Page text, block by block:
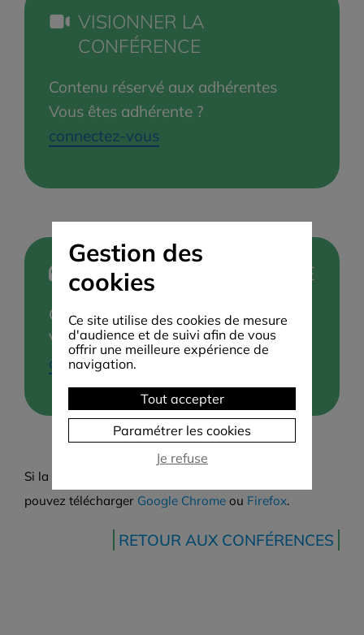
VISIONNER LA
CONFÉRENCE
Contenu réservé aux adhérentes
Vous êtes adhérente ?
connectez-vous
ÉCOUTER LA CONFÉRENCE
Contenu réservé aux adhérentes
Vous êtes adhérente ?
connectez-vous
Si la vidéo ne fonctionne pas sur Mac/Safari, vous
pouvez télécharger Google Chrome ou Firefox.
RETOUR AUX CONFÉRENCES
Gestion des
cookies
Ce site utilise des cookies de mesure
d'audience et de suivi afin de vous
offrir une meilleure expérience de
navigation.
Tout accepter
Paramétrer les cookies
Je refuse